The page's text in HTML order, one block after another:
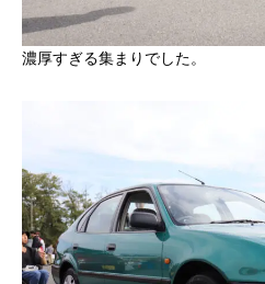
濃厚すぎる集まりでした。